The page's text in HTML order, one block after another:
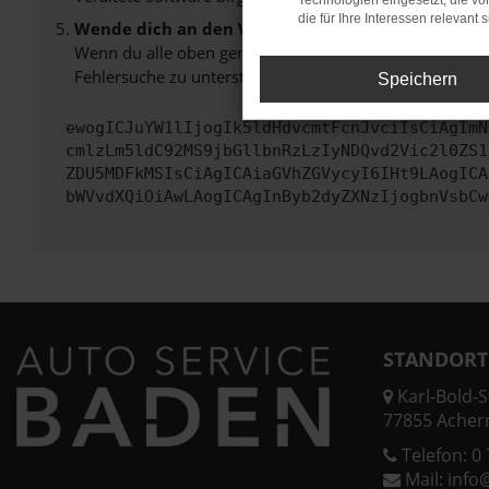
Wende dich an den Webseitenbetreiber.
Wenn du alle oben genannten Schritte versucht hast,
Fehlersuche zu unterstützen:
Karl-Bold-
77855
Telefon: 0
Mail:
die für Ihre Interessen relevant
Speichern